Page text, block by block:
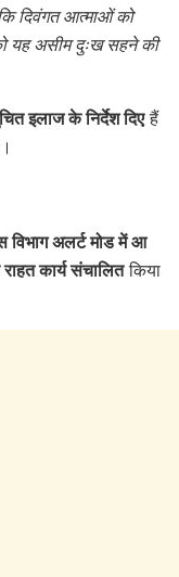
दिवंगत आत्माओं को
यह असीम दुःख सहने की
इलाज के निर्देश दिएहैं
अलर्ट मोड में आ
कार्य संचालितकिया